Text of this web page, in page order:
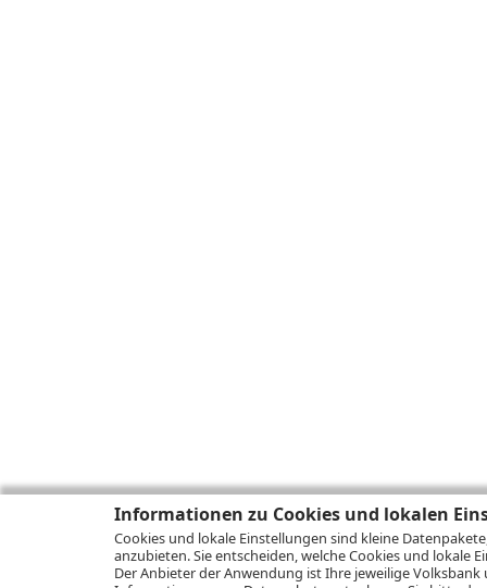
Informationen zu Cookies und lokalen
Cookies und lokale Einstellungen sind kleine
anzubieten. Sie entscheiden, welche Cookies und lokale
Der Anbieter der Anwendung ist Ihre jeweilige Volksbank